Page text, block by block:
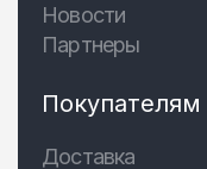
Новости
Партнеры
Покупателям
Доставка